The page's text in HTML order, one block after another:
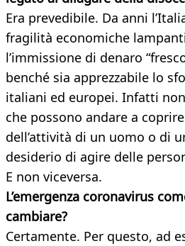
Era prevedibile. Da anni
fragilità economiche
l’immissione di denaro
benché sia apprezzabile lo
italiani ed europei. Infatti
che possono andare a
dell’attività di un uomo o di
desiderio di agire delle
E non viceversa.
L’emergenza coronavirus
cambiare?
Certamente. Per questo, ad